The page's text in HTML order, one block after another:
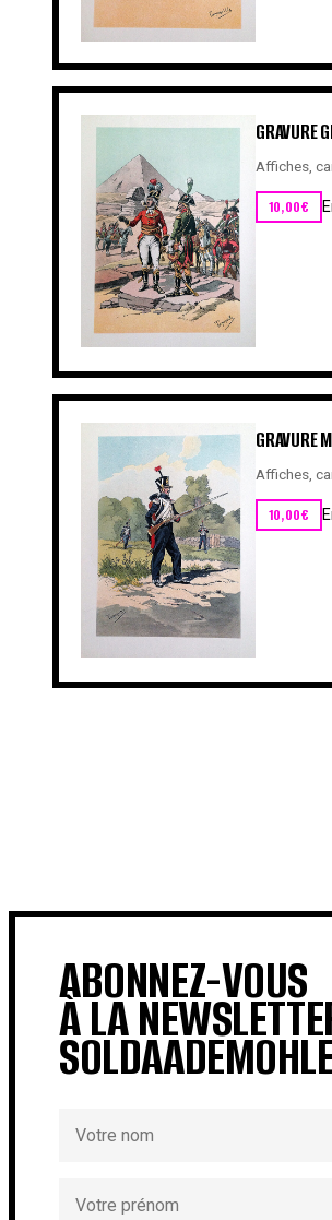
GRAVURE
Affiches,
10,00€
GRAVURE
Affiches,
10,00€
ABONNEZ-VOUS
À LA